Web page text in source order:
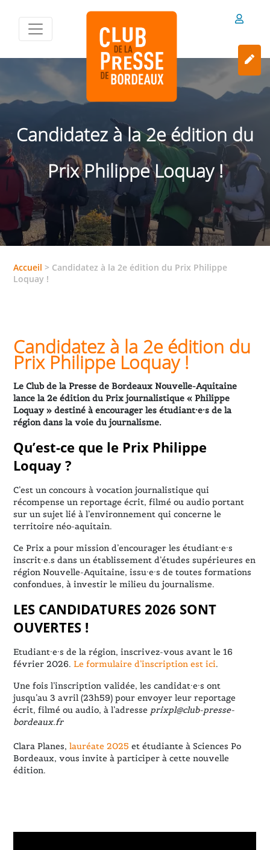
Candidatez à la 2e édition du
Prix Philippe Loquay !
Accueil > Candidatez à la 2e édition du Prix Philippe
Loquay !
Candidatez à la 2e édition du
Prix Philippe Loquay !
Le Club de la Presse de Bordeaux Nouvelle-Aquitaine
lance la 2e édition du Prix journalistique « Philippe
Loquay » destiné à encourager les étudiant·e·s de la
région dans la voie du journalisme.
Qu’est-ce que le Prix Philippe
Loquay ?
C’est un concours à vocation journalistique qui
récompense un reportage écrit, filmé ou audio portant
sur un sujet lié à l’environnement qui concerne le
territoire néo-aquitain.
Ce Prix a pour mission d’encourager les étudiant·e·s
inscrit·e.s dans un établissement d’études supérieures en
région Nouvelle-Aquitaine, issu·e·s de toutes formations
confondues, à investir le milieu du journalisme.
LES CANDIDATURES 2026 SONT
OUVERTES !
Etudiant·e·s de la région, inscrivez-vous avant le 16
février 2026.Le formulaire d’inscription est ici.
Une fois l’inscription validée, les candidat·e·s ont
jusqu’au 3 avril (23h59) pour envoyer leur reportage
écrit, filmé ou audio, à l’adresse prixpl@club-presse-
bordeaux.fr
Clara Planes,lauréate 2025 et étudiante à Sciences Po
Bordeaux, vous invite à participer à cette nouvelle
édition.